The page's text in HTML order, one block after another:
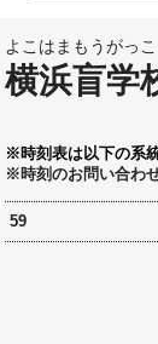
よこはまもうがっ
横浜盲学
※時刻表は以下の系
※時刻のお問い合わ
59